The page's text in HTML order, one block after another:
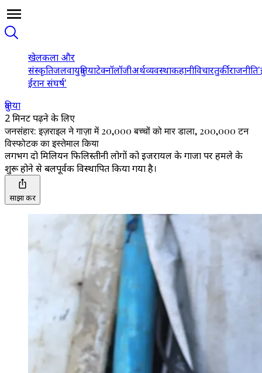
खेलकला और
संस्कृतिजलवायुदुनियाटेक्नॉलॉजीअर्थव्यवस्थाकहानीविचारतुर्कीराजनीति
ईरान संघर्ष'
दुनिया
2 मिनट पढ़ने के लिए
जनसंहार: इज़राइल ने गाज़ा में 20,000 बच्चों को मार डाला, 200,000 टन
विस्फोटक का इस्तेमाल किया
लगभग दो मिलियन फिलिस्तीनी लोगों को इजरायल के गाजा पर हमले के
शुरू होने से बलपूर्वक विस्थापित किया गया है।
साझा करें